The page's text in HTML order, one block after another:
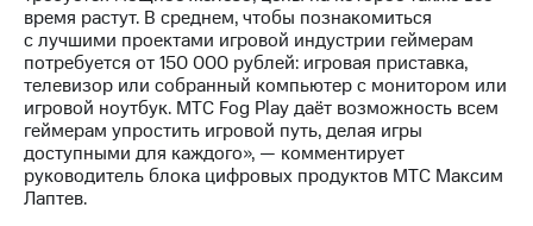
"МТС"
Собрания
акционеров
Личный
кабинет
акционера
Акционерный
капитал
время растут. В среднем, чтобы познакомиться
с лучшими проектами игровой индустрии геймерам
потребуется от 150 000 рублей: игровая приставка,
телевизор или собранный компьютер с монитором или
игровой ноутбук. МТС Fog Play даёт возможность всем
геймерам упростить игровой путь, делая игры
доступными для каждого», — комментирует
руководитель блока цифровых продуктов МТС Максим
Лаптев.